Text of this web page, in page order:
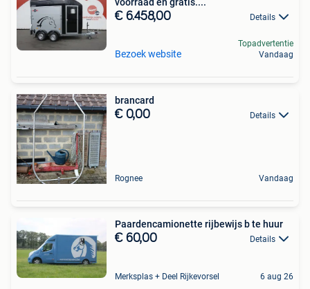
€ 6.458,00 Details
Bezoek website
Topadvertentie
Vandaag
brancard
€ 0,00 Details
Rognee Vandaag
Paardencamionette rijbewijs b te huur
€ 60,00 Details
Merksplas + Deel Rijkevorsel 6 aug 26